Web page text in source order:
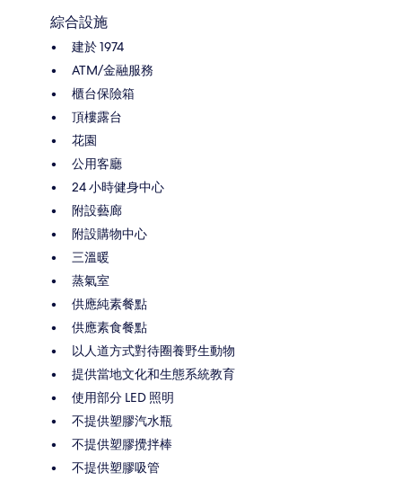
綜合設施
建於 1974
ATM/金融服務
櫃台保險箱
頂樓露台
花園
公用客廳
24 小時健身中心
附設藝廊
附設購物中心
三溫暖
蒸氣室
供應純素餐點
供應素食餐點
以人道方式對待圈養野生動物
提供當地文化和生態系統教育
使用部分 LED 照明
不提供塑膠汽水瓶
不提供塑膠攪拌棒
不提供塑膠吸管